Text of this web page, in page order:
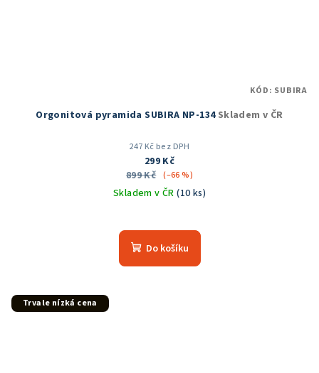
Orgonitová pyramida SUBIRA NP-134Skladem v ČR
247 Kč bez DPH
299 Kč
899 Kč (–66 %)
Skladem v ČR(10 ks)
Do košíku
KÓD: SUBIRA
Trvale nízká cena